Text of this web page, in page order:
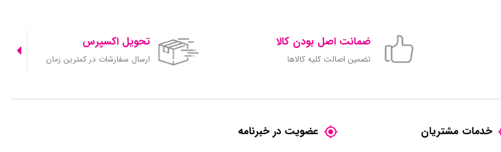
ضمانت اصل بودن کالا
تضمین اصالت کلیه کالاها
تحویل اکسپرس
ارسال سفارشات در کمترین زمان
خدمات مشتریان عضویت در خبرنامه